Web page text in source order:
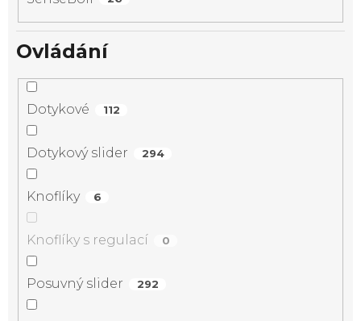
Ovládání
Dotykové 112
Dotykový slider 294
Knoflíky 6
Knoflíky s regulací 0
Posuvný slider 292